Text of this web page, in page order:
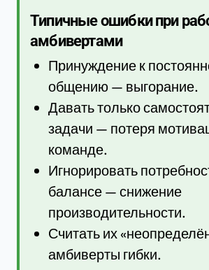
Типичные ошибки при
амбивертами
Принуждение к
общению — выгорание.
Давать только
задачи — потеря
команде.
Игнорировать
балансе — снижение
производительности.
Считать их
амбиверты гибки.